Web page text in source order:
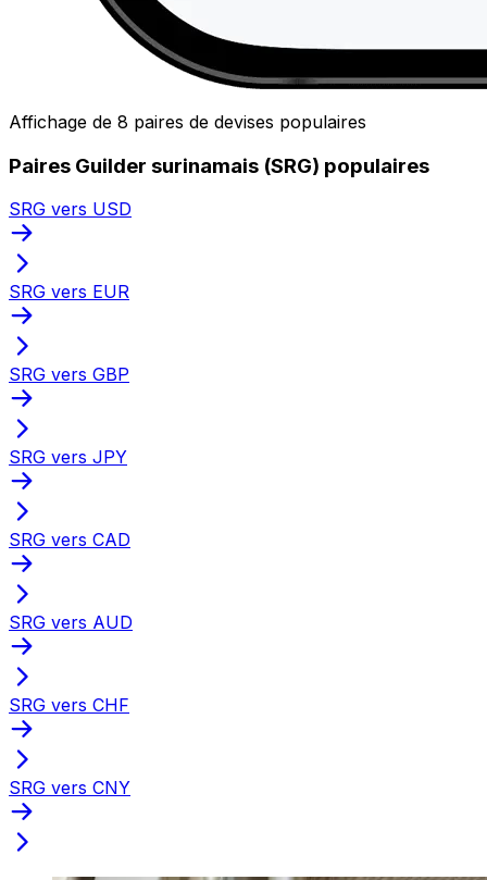
Affichage de 8 paires de devises populaires
Paires Guilder surinamais (SRG) populaires
SRG vers USD
SRG vers EUR
SRG vers GBP
SRG vers JPY
SRG vers CAD
SRG vers AUD
SRG vers CHF
SRG vers CNY